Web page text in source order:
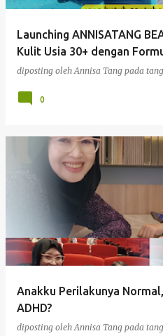
Launching ANNISATANG
Kulit Usia 30+ dengan
diposting olehAnnisa Tang pada
0
Anakku Perilakunya
ADHD?
diposting olehAnnisa Tang pada